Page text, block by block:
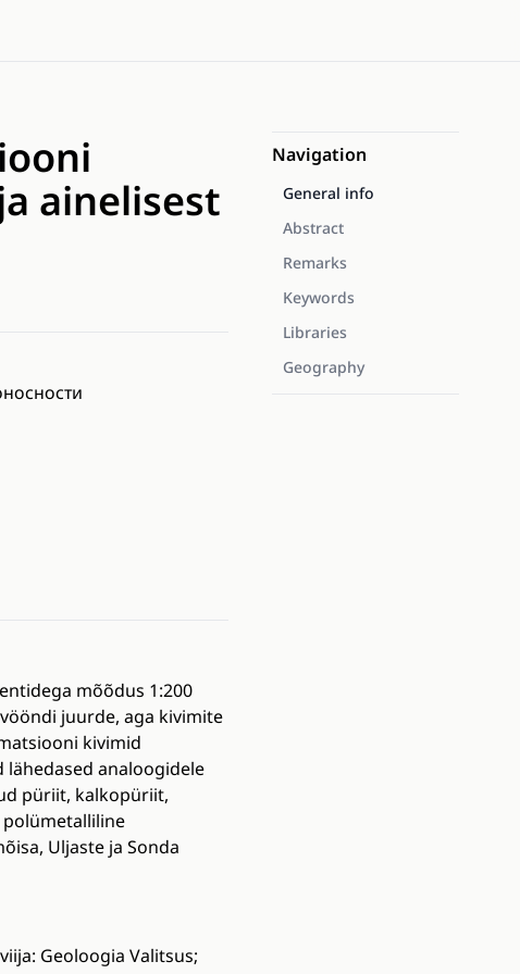
ainelisest
mõõdus 1:200
juurde, aga kivimite
kivimid
lähedased analoogidele
püriit, kalkopüriit,
Uljaste ja Sonda
Geoloogia Valitsus;
Navigation
General info
Abstract
Remarks
Keywords
Libraries
Geography